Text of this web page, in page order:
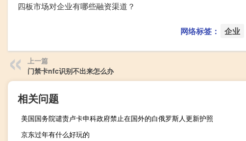
四板市场对企业有哪些融资渠道？
网络标签： 企业
上一篇
门禁卡nfc识别不出来怎么办
相关问题
美国国务院谴责卢卡申科政府禁止在国外的白俄罗斯人更新护照
京东过年有什么好玩的